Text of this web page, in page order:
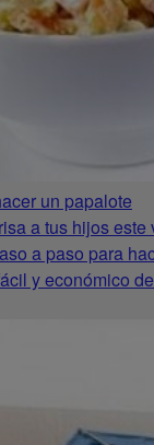
un papalote
a tus hijos este
a paso para
y económico